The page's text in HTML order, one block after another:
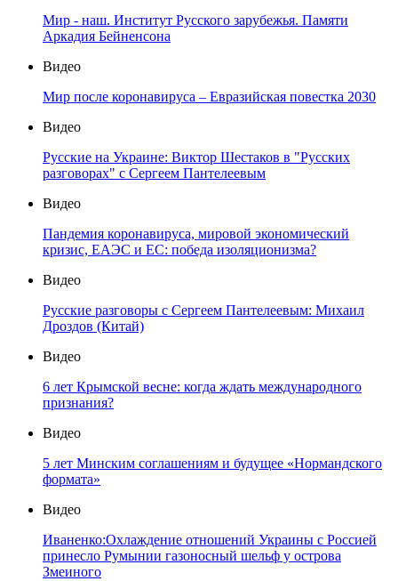
Мир - наш. Институт Русского зарубежья. Памяти
Аркадия Бейненсона
Видео
Мир после коронавируса – Евразийская повестка 2030
Видео
Русские на Украине: Виктор Шестаков в "Русских
разговорах" с Сергеем Пантелеевым
Видео
Пандемия коронавируса, мировой экономический
кризис, ЕАЭС и ЕС: победа изоляционизма?
Видео
Русские разговоры с Сергеем Пантелеевым: Михаил
Дроздов (Китай)
Видео
6 лет Крымской весне: когда ждать международного
признания?
Видео
5 лет Минским соглашениям и будущее «Нормандского
формата»
Видео
Иваненко:Охлаждение отношений Украины с Россией
принесло Румынии газоносный шельф у острова
Змеиного